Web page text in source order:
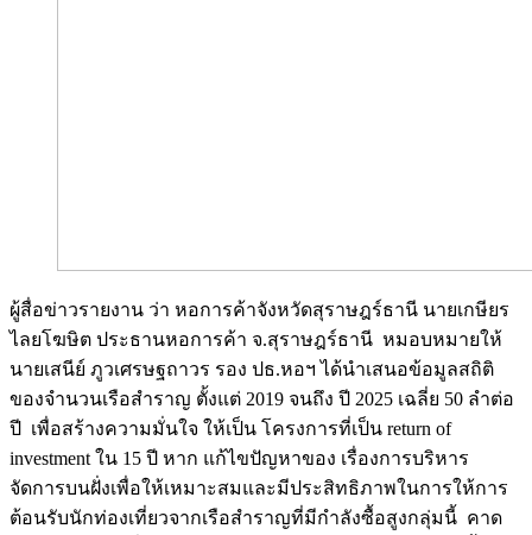
ผู้สื่อข่าวรายงาน ว่า หอการค้าจังหวัดสุราษฎร์ธานี นายเกษียร
ไลยโฆษิต ประธานหอการค้า จ.สุราษฎร์ธานี หมอบหมายให้
นายเสนีย์ ภูวเศรษฐถาวร รอง ปธ.หอฯ ได้นำเสนอข้อมูลสถิติ
ของจำนวนเรือสำราญ ตั้งแต่ 2019 จนถึง ปี 2025 เฉลี่ย 50 ลำต่อ
ปี เพื่อสร้างความมั่นใจ ให้เป็น โครงการที่เป็น return of
investment ใน 15 ปี หาก แก้ไขปัญหาของ เรื่องการบริหาร
จัดการบนฝั่งเพื่อให้เหมาะสมและมีประสิทธิภาพในการให้การ
ต้อนรับนักท่องเที่ยวจากเรือสำราญที่มีกำลังซื้อสูงกลุ่มนี้ คาด